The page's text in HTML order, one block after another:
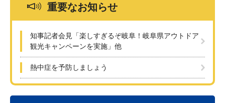
重要なお知らせ
知事記者会見「楽しすぎるぞ岐阜！岐阜県アウトドア
観光キャンペーンを実施」他
熱中症を予防しましょう